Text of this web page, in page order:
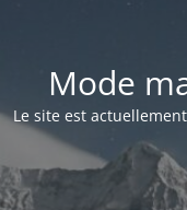
Mode
Le site est